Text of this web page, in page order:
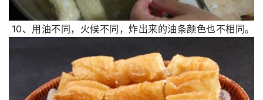
10、用油不同，火候不同，炸出来的油条颜色也不相同。